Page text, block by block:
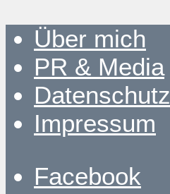
Über mich
PR & Media
Datenschutz
Impressum
Facebook